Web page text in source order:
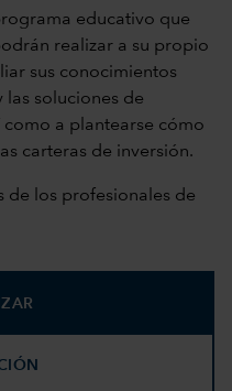
educativo que
realizar a su propio
sus conocimientos
soluciones de
a plantearse cómo
carteras de inversión.
de los profesionales de